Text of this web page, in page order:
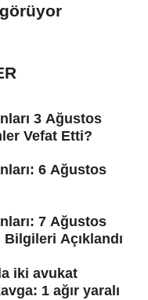
3 Ağustos
Vefat Etti?
6 Ağustos
7 Ağustos
Açıklandı
iki avukat
1 ağır yaralı